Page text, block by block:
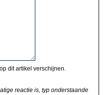
dit artikel verschijnen.
reactie is, typ onderstaande